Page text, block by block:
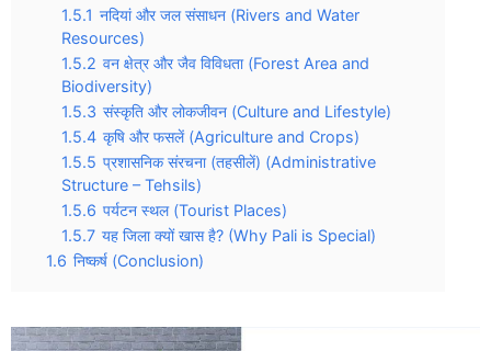
1.5.1 नदियां और जल संसाधन (Rivers and Water
Resources)
1.5.2 वन क्षेत्र और जैव विविधता (Forest Area and
Biodiversity)
1.5.3 संस्कृति और लोकजीवन (Culture and Lifestyle)
1.5.4 कृषि और फसलें (Agriculture and Crops)
1.5.5 प्रशासनिक संरचना (तहसीलें) (Administrative
Structure – Tehsils)
1.5.6 पर्यटन स्थल (Tourist Places)
1.5.7 यह जिला क्यों खास है? (Why Pali is Special)
1.6 निष्कर्ष (Conclusion)